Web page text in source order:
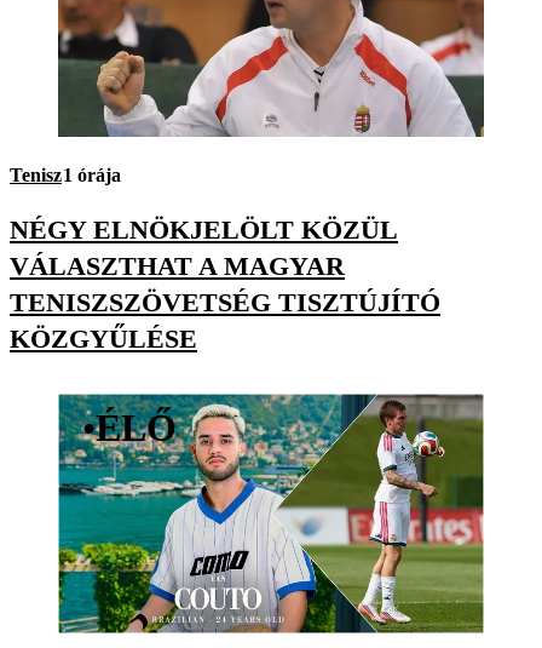
Tenisz1 órája
NÉGY ELNÖKJELÖLT KÖZÜL
VÁLASZTHAT A MAGYAR
TENISZSZÖVETSÉG TISZTÚJÍTÓ
KÖZGYŰLÉSE
•ÉLŐ